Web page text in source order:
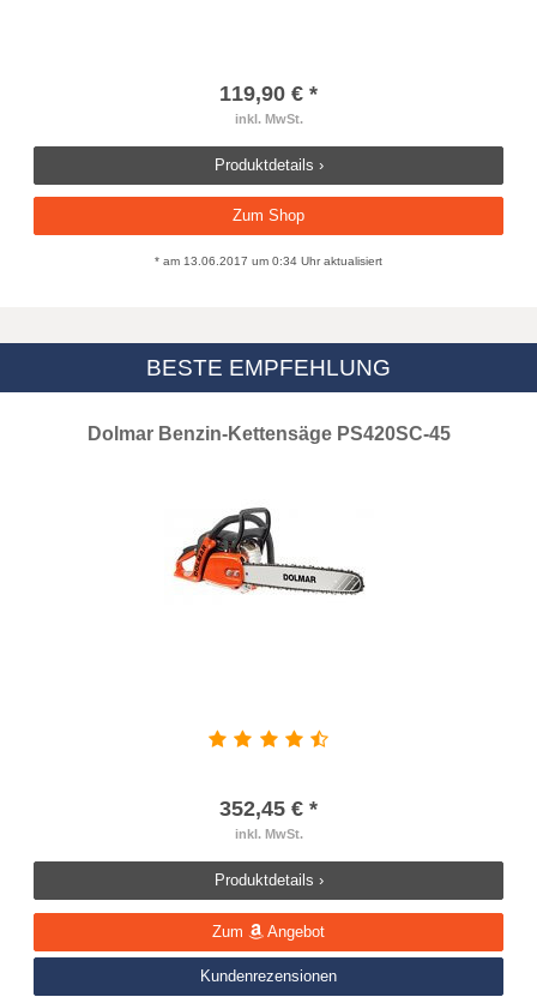
119,90 € *
inkl. MwSt.
Produktdetails ›
Zum Shop
* am 13.06.2017 um 0:34 Uhr aktualisiert
BESTE EMPFEHLUNG
Dolmar Benzin-Kettensäge PS420SC-45
352,45 € *
inkl. MwSt.
Produktdetails ›
Zum Angebot
Kundenrezensionen